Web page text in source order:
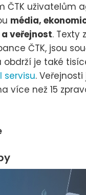
ČTK uživatelům
média,
veřejnost. Texty
ČTK, jsou
obdrží je také
servisu. Veřejnosti
více než 15